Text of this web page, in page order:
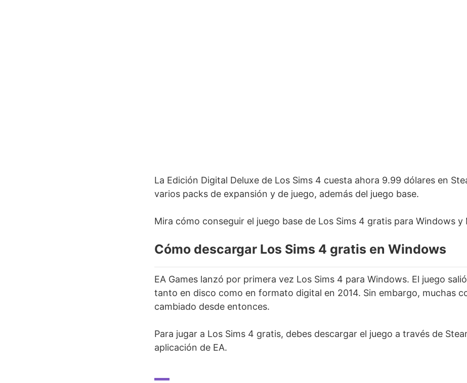
La Edición Digital Deluxe de Los Sims 4 cuesta ahora 9.99 dólares en
varios packs de expansión y de juego, además del juego base.
Mira cómo conseguir el juego base de Los Sims 4 gratis para Windows y
Cómo descargar Los Sims 4 gratis en Windows
EA Games lanzó por primera vez Los Sims 4 para Windows. El juego
tanto en disco como en formato digital en 2014. Sin embargo, muchas
cambiado desde entonces.
Para jugar a Los Sims 4 gratis, debes descargar el juego a través de
aplicación de EA.